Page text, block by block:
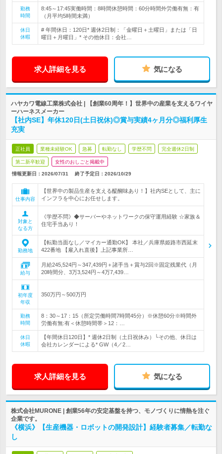
勤務
時間
8:45～17:45実働時間：8時間休憩時間：60分時間外労働有無：有
（月平均5時間未満）
休日
休暇
# 年間休日：120日* 週休2日制：「金曜日＋土曜日」または「日
曜日＋月曜日」* その他休日：会社…
求人詳細を見る 気になる
ハヤカワ電線工業株式会社 | 【創業60周年！】世界中の産業を支えるワイヤ
ーハーネスメーカー
【社内SE】年休120日(土日祝休)◎賞与実績4ヶ月分◎福利厚生
充実
正社員 業種未経験OK 急募 転勤なし 学歴不問 完全週休2日制
第二新卒歓迎 女性のおしごと掲載中
情報更新日：2026/07/31 終了予定日： 2026/10/29
仕事内容
【世界中の製品生産を支える醍醐味あり！】社内SEとして、主に
インフラを中心にお任せします。
対象と
なる方
《学歴不問》◆サーバーやネットワークの保守運用経験 ☆家族＆
住宅手当あり！
勤務地
【転勤当面なし／マイカー通勤OK】 本社／兵庫県姫路市西延末
422番地 【雇入れ直後】上記事業所…
給与
月給245,524円～347,439円＋諸手当＋賞与2回※固定残業代（月
20時間分、3万3,524円～4万7,439…
初年度
年収
350万円～500万円
勤務
時間
8：30～17：15（所定労働時間7時間45分）※休憩60分※時間外
労働有無:有＜休憩時間帯＞12：…
休日
休暇
【年間休日120日】* 週休2日制（土日祝休み）└その他、休日は
会社カレンダーによる* GW（4／2…
求人詳細を見る 気になる
株式会社MURONE | 創業56年の安定基盤を持つ、モノづくりに情熱を注ぐ
企業です。
《横浜》【生産機器・ロボットの開発設計】経験者募集／転勤な
し